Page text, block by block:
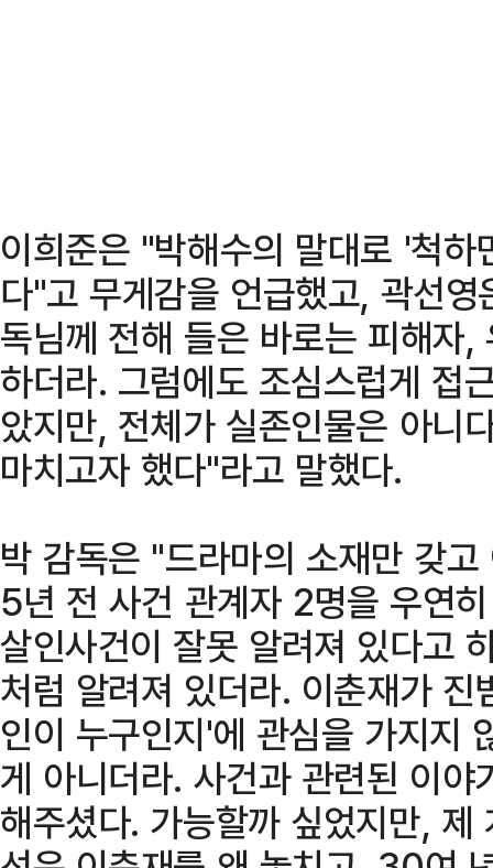
이희준은 "박해수의 말대로 '척
다"고 무게감을 언급했고, 곽선
독님께 전해 들은 바로는 피해자
하더라. 그럼에도 조심스럽게 접
았지만, 전체가 실존인물은 아니
마치고자 했다"라고 말했다.
박 감독은 "드라마의 소재만 갖
5년 전 사건 관계자 2명을 우연
살인사건이 잘못 알려져 있다고
처럼 알려져 있더라. 이춘재가
인이 누구인지'에 관심을 가지지
게 아니더라. 사건과 관련된 이
해주셨다. 가능할까 싶었지만,